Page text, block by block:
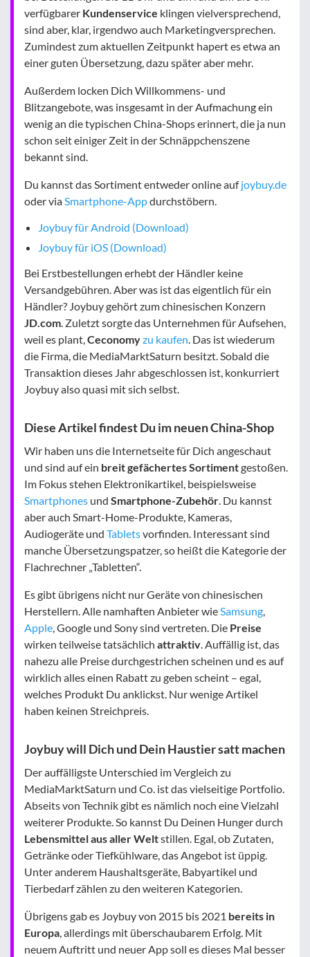
verfügbarer Kundenservice klingen vielversprechend,
sind aber, klar, irgendwo auch Marketingversprechen.
Zumindest zum aktuellen Zeitpunkt hapert es etwa an
einer guten Übersetzung, dazu später aber mehr.
Außerdem locken Dich Willkommens- und
Blitzangebote, was insgesamt in der Aufmachung ein
wenig an die typischen China-Shops erinnert, die ja nun
schon seit einiger Zeit in der Schnäppchenszene
bekannt sind.
Du kannst das Sortiment entweder online aufjoybuy.de
oder viaSmartphone-Appdurchstöbern.
Joybuy für Android (Download)
Joybuy für iOS (Download)
Bei Erstbestellungen erhebt der Händler keine
Versandgebühren. Aber was ist das eigentlich für ein
Händler? Joybuy gehört zum chinesischen Konzern
JD.com. Zuletzt sorgte das Unternehmen für Aufsehen,
weil es plant,Ceconomyzu kaufen. Das ist wiederum
die Firma, die MediaMarktSaturn besitzt. Sobald die
Transaktion dieses Jahr abgeschlossen ist, konkurriert
Joybuy also quasi mit sich selbst.
Diese Artikel findest Du im neuen China-Shop
Wir haben uns die Internetseite für Dich angeschaut
und sind auf ein breit gefächertes Sortimentgestoßen.
Im Fokus stehen Elektronikartikel, beispielsweise
Smartphones und Smartphone-Zubehör. Du kannst
aber auch Smart-Home-Produkte, Kameras,
Audiogeräte und Tabletsvorfinden. Interessant sind
manche Übersetzungspatzer, so heißt die Kategorie der
Flachrechner „Tabletten“.
Es gibt übrigens nicht nur Geräte von chinesischen
Herstellern. Alle namhaften Anbieter wieSamsung,
Apple, Google und Sony sind vertreten. Die Preise
wirken teilweise tatsächlich attraktiv. Auffällig ist, das
nahezu alle Preise durchgestrichen scheinen und es auf
wirklich alles einen Rabatt zu geben scheint – egal,
welches Produkt Du anklickst. Nur wenige Artikel
haben keinen Streichpreis.
Joybuy will Dich und Dein Haustier satt machen
Der auffälligste Unterschied im Vergleich zu
MediaMarktSaturn und Co. ist das vielseitige Portfolio.
Abseits von Technik gibt es nämlich noch eine Vielzahl
weiterer Produkte. So kannst Du Deinen Hunger durch
Lebensmittel aus aller Weltstillen. Egal, ob Zutaten,
Getränke oder Tiefkühlware, das Angebot ist üppig.
Unter anderem Haushaltsgeräte, Babyartikel und
Tierbedarf zählen zu den weiteren Kategorien.
Übrigens gab es Joybuy von 2015 bis 2021 bereits in
Europa, allerdings mit überschaubarem Erfolg. Mit
neuem Auftritt und neuer App soll es dieses Mal besser